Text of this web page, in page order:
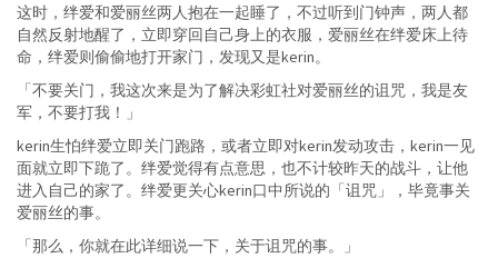
这时，绊爱和爱丽丝两人抱在一起睡了，不过听到门钟声，两人都
自然反射地醒了，立即穿回自己身上的衣服，爱丽丝在绊爱床上待
命，绊爱则偷偷地打开家门，发现又是kerin。
「不要关门，我这次来是为了解决彩虹社对爱丽丝的诅咒，我是友
军，不要打我！」
kerin生怕绊爱立即关门跑路，或者立即对kerin发动攻击，kerin一见
面就立即下跪了。绊爱觉得有点意思，也不计较昨天的战斗，让他
进入自己的家了。绊爱更关心kerin口中所说的「诅咒」，毕竟事关
爱丽丝的事。
「那么，你就在此详细说一下，关于诅咒的事。」